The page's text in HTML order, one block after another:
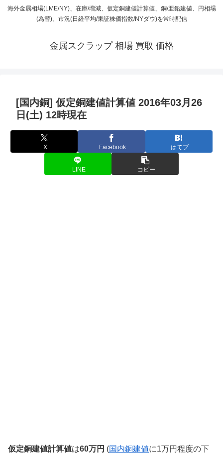
海外金属相場(LME/NY)、在庫/増減、仮定銅建値計算値、銅/亜鉛建値、円相場
(為替)、市況(日経平均/東証株価指数/NYダウ)を常時配信
金属スクラップ 相場 買取 価格
[国内銅] 仮定銅建値計算値 2016年03月26
日(土) 12時現在
X Facebook はてブ
LINE コピー
仮定銅建値計算値は60万円 (国内銅建値に1万円程度の下